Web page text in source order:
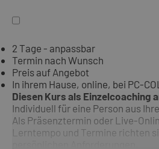
2 Tage - anpassbar
Termin nach Wunsch
Preis auf Angebot
In ihrem Hause, online, bei PC-
Diesen Kurs als Einzelcoaching
Individuell für eine Person aus
Als Präsenztermin oder Live-
Lerntempo und Termine richten